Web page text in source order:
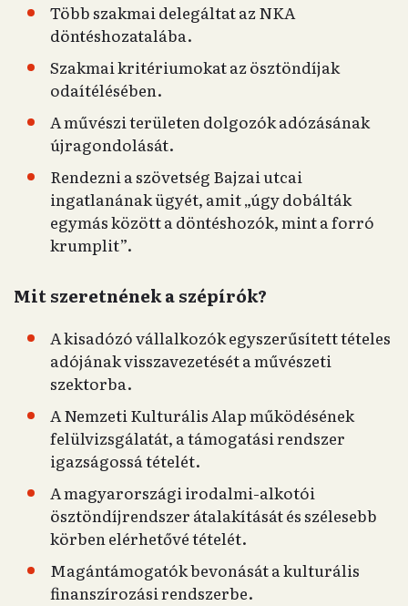
Több szakmai delegáltat az NKA
döntéshozatalába.
Szakmai kritériumokat az ösztöndíjak
odaítélésében.
A művészi területen dolgozók adózásának
újragondolását.
Rendezni a szövetség Bajzai utcai
ingatlanának ügyét, amit „úgy dobálták
egymás között a döntéshozók, mint a forró
krumplit”.
Mit szeretnének a szépírók?
A kisadózó vállalkozók egyszerűsített tételes
adójának visszavezetését a művészeti
szektorba.
A Nemzeti Kulturális Alap működésének
felülvizsgálatát, a támogatási rendszer
igazságossá tételét.
A magyarországi irodalmi-alkotói
ösztöndíjrendszer átalakítását és szélesebb
körben elérhetővé tételét.
Magántámogatók bevonását a kulturális
finanszírozási rendszerbe.